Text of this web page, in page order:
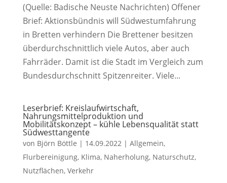
(Quelle: Badische Neuste Nachrichten) Offener
Brief: Aktionsbündnis will Südwestumfahrung
in Bretten verhindern Die Brettener besitzen
überdurchschnittlich viele Autos, aber auch
Fahrräder. Damit ist die Stadt im Vergleich zum
Bundesdurchschnitt Spitzenreiter. Viele...
Leserbrief: Kreislaufwirtschaft,
Nahrungsmittelproduktion und
Mobilitätskonzept – kühle Lebensqualität statt
Südwesttangente
von Björn Böttle | 14.09.2022| Allgemein,
Flurbereinigung, Klima, Naherholung, Naturschutz,
Nutzflächen, Verkehr